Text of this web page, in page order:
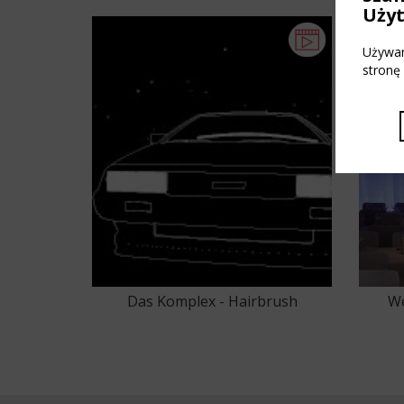
Das Komplex - Hairbrush
stronę